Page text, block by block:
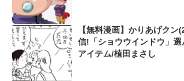
【無料漫画】かりあげク
信!「ショウウインドウ」
アイテム/植田まさし